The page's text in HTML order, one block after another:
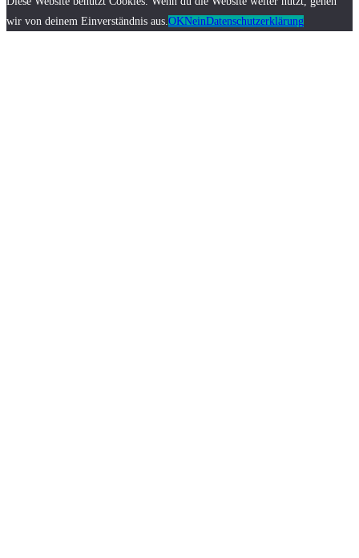
wir von deinem Einverständnis aus. OKNeinDatenschutzerklärung